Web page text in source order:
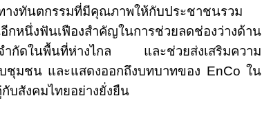
ทางทันตกรรมที่มีคุณภาพให้กับประชาชนรวม
กหนึ่งฟันเฟืองสำคัญในการช่วยลดช่องว่างด้าน
ำกัดในพื้นที่ห่างไกล และช่วยส่งเสริมความ
ชุมชน และแสดงออกถึงบทบาทของ EnCoใน
บสังคมไทยอย่างยั่งยืน